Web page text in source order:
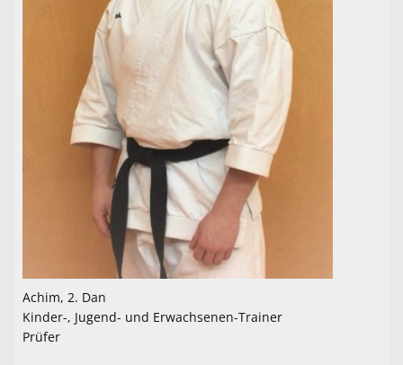
Achim, 2. Dan
Kinder-, Jugend- und Erwachsenen-Trainer
Prüfer